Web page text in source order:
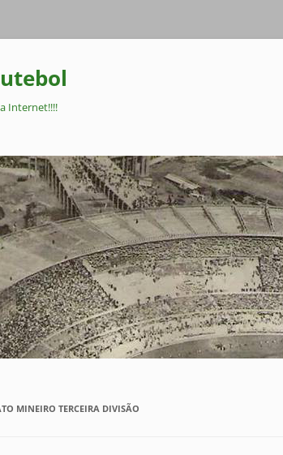
Internet!!!!
MINEIRO TERCEIRA DIVISÃO